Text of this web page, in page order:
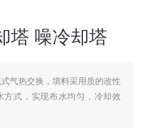
塔 噪冷却塔
气热交换，填料采用质的改性
式，实现布水均匀，冷却效